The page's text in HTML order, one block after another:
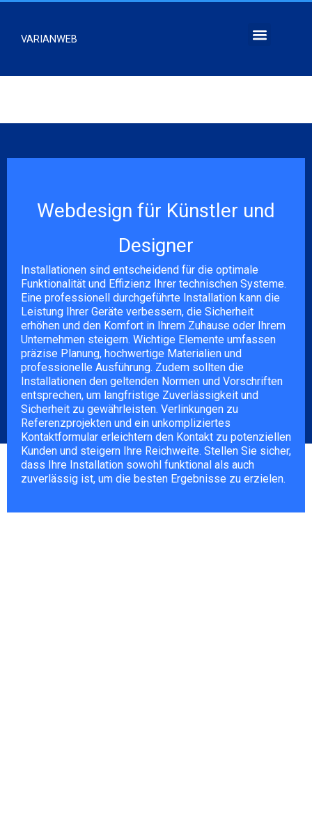
springenVARIANWEB Menu
Webdesign für Künstler und
Designer
Installationen sind entscheidend für die optimale
Funktionalität und Effizienz Ihrer technischen Systeme.
Eine professionell durchgeführte Installation kann die
Leistung Ihrer Geräte verbessern, die Sicherheit
erhöhen und den Komfort in Ihrem Zuhause oder Ihrem
Unternehmen steigern. Wichtige Elemente umfassen
präzise Planung, hochwertige Materialien und
professionelle Ausführung. Zudem sollten die
Installationen den geltenden Normen und Vorschriften
entsprechen, um langfristige Zuverlässigkeit und
Sicherheit zu gewährleisten. Verlinkungen zu
Referenzprojekten und ein unkompliziertes
Kontaktformular erleichtern den Kontakt zu potenziellen
Kunden und steigern Ihre Reichweite. Stellen Sie sicher,
dass Ihre Installation sowohl funktional als auch
zuverlässig ist, um die besten Ergebnisse zu erzielen.